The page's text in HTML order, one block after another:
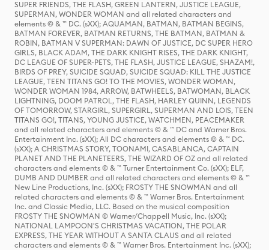
SUPER FRIENDS, THE FLASH, GREEN LANTERN, JUSTICE LEAGUE,
SUPERMAN, WONDER WOMAN and all related characters and
elements © & ™ DC. (sXX); AQUAMAN, BATMAN, BATMAN BEGINS,
BATMAN FOREVER, BATMAN RETURNS, THE BATMAN, BATMAN &
ROBIN, BATMAN V SUPERMAN: DAWN OF JUSTICE, DC SUPER HERO
GIRLS, BLACK ADAM, THE DARK KNIGHT RISES, THE DARK KNIGHT,
DC LEAGUE OF SUPER-PETS, THE FLASH, JUSTICE LEAGUE, SHAZAM!,
BIRDS OF PREY, SUICIDE SQUAD, SUICIDE SQUAD: KILL THE JUSTICE
LEAGUE, TEEN TITANS GO! TO THE MOVIES, WONDER WOMAN,
WONDER WOMAN 1984, ARROW, BATWHEELS, BATWOMAN, BLACK
LIGHTNING, DOOM PATROL, THE FLASH, HARLEY QUINN, LEGENDS
OF TOMORROW, STARGIRL, SUPERGIRL, SUPERMAN AND LOIS, TEEN
TITANS GO!, TITANS, YOUNG JUSTICE, WATCHMEN, PEACEMAKER
and all related characters and elements © & ™ DC and Warner Bros.
Entertainment Inc. (sXX); All DC characters and elements © & ™ DC.
(sXX); A CHRISTMAS STORY, TOONAMI, CASABLANCA, CAPTAIN
PLANET AND THE PLANETEERS, THE WIZARD OF OZ and all related
characters and elements © & ™ Turner Entertainment Co. (sXX); ELF,
DUMB AND DUMBER and all related characters and elements © & ™
New Line Productions, Inc. (sXX); FROSTY THE SNOWMAN and all
related characters and elements © & ™ Warner Bros. Entertainment
Inc. and Classic Media, LLC. Based on the musical composition
FROSTY THE SNOWMAN © Warner/Chappell Music, Inc. (sXX);
NATIONAL LAMPOON'S CHRISTMAS VACATION, THE POLAR
EXPRESS, THE YEAR WITHOUT A SANTA CLAUS and all related
characters and elements © & ™ Warner Bros. Entertainment Inc. (sXX);